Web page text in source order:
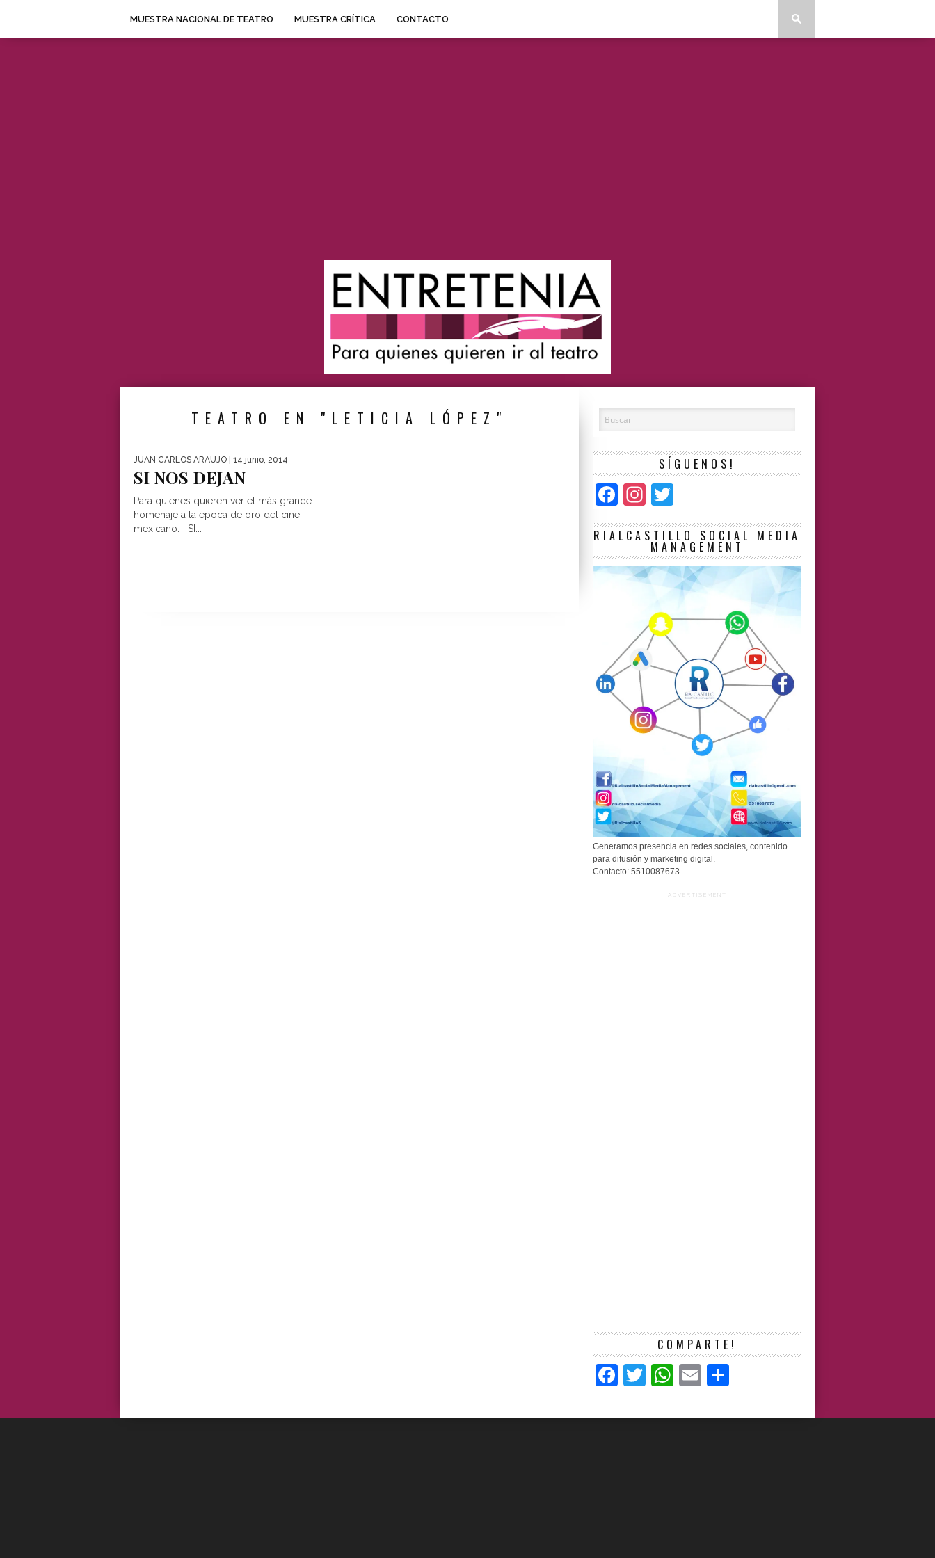
MUESTRA NACIONAL DE TEATRO MUESTRA CRÍTICA CONTACTO
TEATRO EN "LETICIA LÓPEZ"
JUAN CARLOS ARAUJO | 14 junio, 2014
SI NOS DEJAN
Para quienes quieren ver el más grande
homenaje a la época de oro del cine
mexicano. SI...
SÍGUENOS!
Facebook
Instagram
RIALCASTILLO SOCIAL MEDIA
MANAGEMENT
Generamos presencia en redes sociales, contenido
para difusión y marketing digital.
Contacto: 5510087673
ADVERTISEMENT
COMPARTE!
Facebook
TwitterWhatsApp
Email